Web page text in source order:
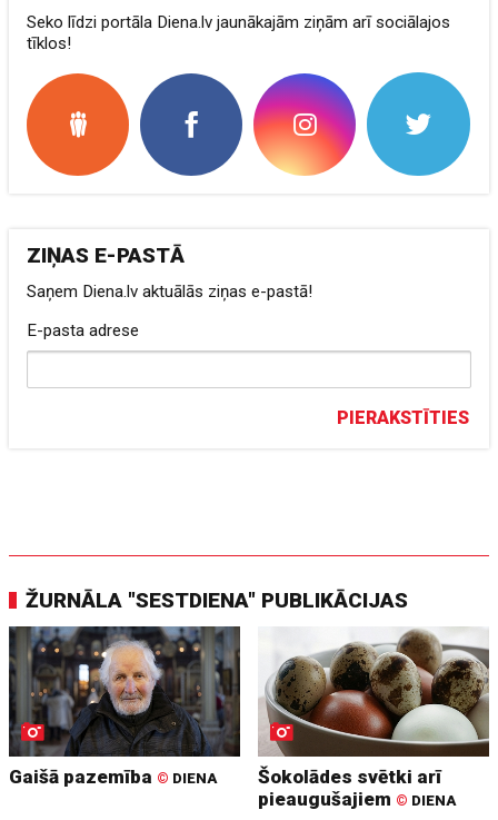
Seko līdzi portāla Diena.lv jaunākajām ziņām arī sociālajos
tīklos!
ZIŅAS E-PASTĀ
Saņem Diena.lv aktuālās ziņas e-pastā!
E-pasta adrese
PIERAKSTĪTIES
ŽURNĀLA "SESTDIENA" PUBLIKĀCIJAS
Gaišā pazemība © DIENA
Šokolādes svētki arī
pieaugušajiem © DIENA